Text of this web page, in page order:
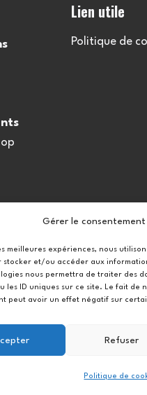
Gérer le
meilleures expériences, nous
stocker et/ou accéder aux
nous permettra de traiter des
les ID uniques sur ce site. Le fait de
peut avoir un effet négatif sur
Refuser
Politique de
Lien utile
Politique de